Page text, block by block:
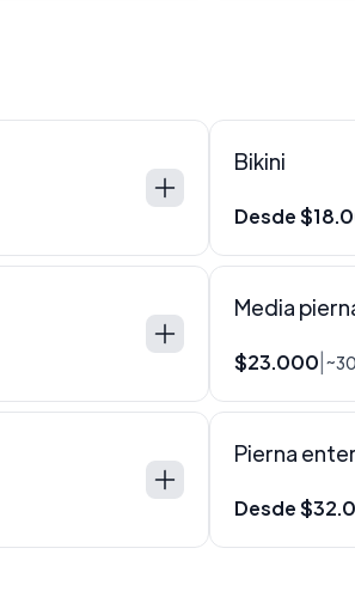
Bikini
Desde
Media
$23.000
Pierna
Desde